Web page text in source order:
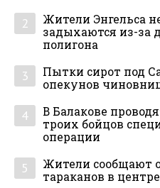
2
Жители Энгельса
задыхаются из-за
полигона
3
Пытки сирот под
опекунов
4
В Балакове
троих бойцов
операции
5
Жители сообщают
тараканов в